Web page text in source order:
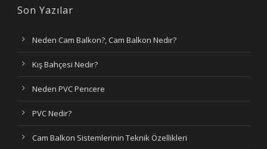
Son Yazılar
Neden Cam Balkon?, Cam Balkon Nedir?
Kış Bahçesi Nedir?
Neden PVC Pencere
PVC Nedir?
Cam Balkon Sistemlerinin Teknik Özellikleri